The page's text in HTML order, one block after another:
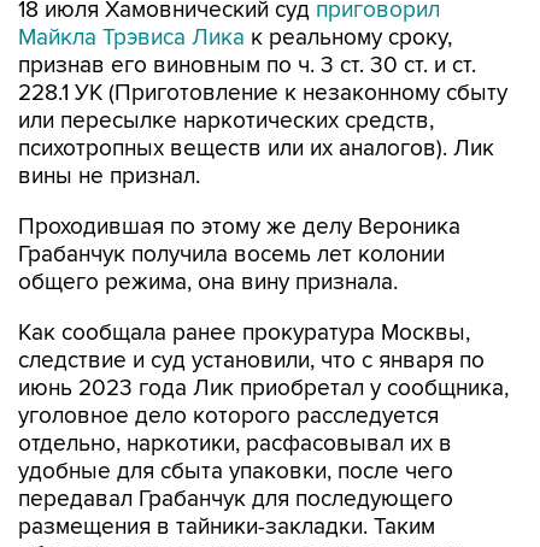
признав его виновным по ч. 3 ст. 30 ст. и ст.
228.1 УК (Приготовление к незаконному сбыту
или пересылке наркотических средств,
психотропных веществ или их аналогов). Лик
вины не признал.
Проходившая по этому же делу Вероника
общего режима, она вину признала.
Как сообщала ранее прокуратура Москвы,
июнь 2023 года Лик приобретал у сообщника,
уголовное дело которого расследуется
отдельно, наркотики, расфасовывал их в
удобные для сбыта упаковки, после чего
передавал Грабанчук для последующего
размещения в тайники-закладки. Таким
образом, они совершили четыре попытки
сбыть свыше 40 г мефедрона.